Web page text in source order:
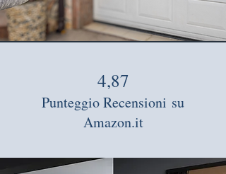
4,87
Punteggio Recensioni su
Amazon.it